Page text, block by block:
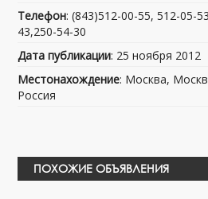
Телефон: (843)512-00-55, 512-05-
43,250-54-30
Дата публикации: 25 ноября 2012
Местонахождение: Москва,
Россия
ПОХОЖИЕ ОБЪЯВЛЕНИЯ